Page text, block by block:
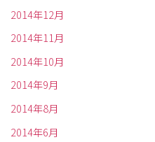
2014年12月
2014年11月
2014年10月
2014年9月
2014年8月
2014年6月